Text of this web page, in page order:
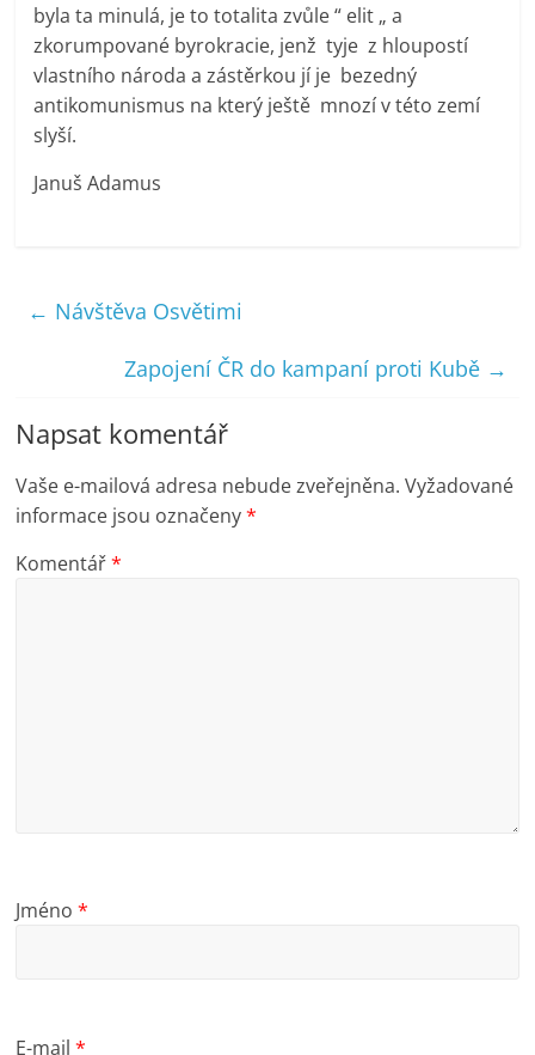
byla ta minulá, je to totalita zvůle “ elit „ a
zkorumpované byrokracie, jenž tyje z hloupostí
vlastního národa a zástěrkou jí je bezedný
antikomunismus na který ještě mnozí v této zemí
slyší.
Januš Adamus
← Návštěva Osvětimi
Zapojení ČR do kampaní proti Kubě →
Napsat komentář
Vaše e-mailová adresa nebude zveřejněna. Vyžadované
informace jsou označeny*
Komentář*
Jméno*
E-mail*